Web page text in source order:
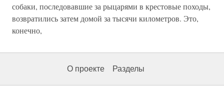
собаки, последовавшие за рыцарями в крестовые походы,
возвратились затем домой за тысячи километров. Это,
конечно,
О проекте Разделы